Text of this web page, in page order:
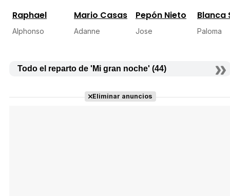
Raphael
Alphonso
Mario Casas
Adanne
Pepón Nieto
Jose
Blanca
Paloma
Todo el reparto de 'Mi gran noche' (44)
Eliminar anuncios